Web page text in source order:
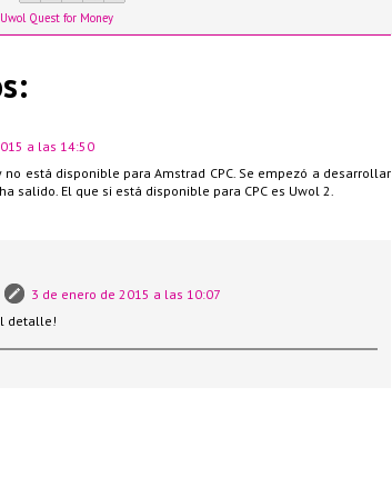
Uwol Quest for Money
a las 14:50
no está disponible para Amstrad CPC. Se empezó a desarrollar
salido. El que si está disponible para CPC es Uwol 2.
3 de enero de 2015 a las 10:07
detalle!